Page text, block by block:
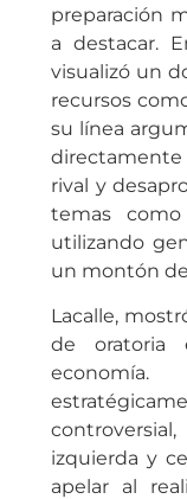
preparación
a destacar.
visualizó un
recursos
su línea
directamente
rival y
temas
utilizando
un montón
Lacalle,
de oratoria
izquierda y
apelar al